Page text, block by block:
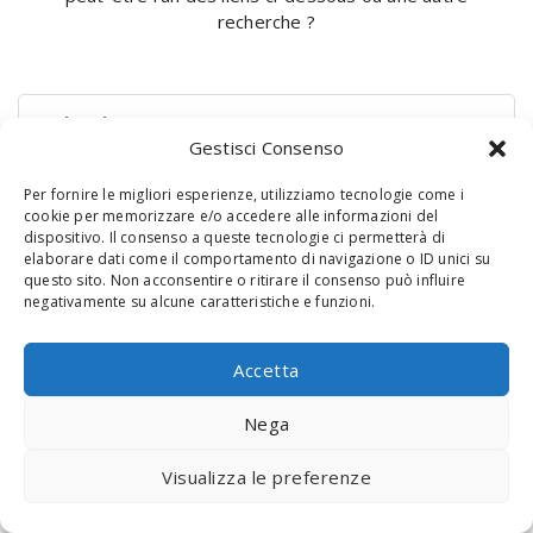
Gestisci Consenso
Per fornire le migliori esperienze, utilizziamo tecnologie come i
cookie per memorizzare e/o accedere alle informazioni del
dispositivo. Il consenso a queste tecnologie ci permetterà di
elaborare dati come il comportamento di navigazione o ID unici su
questo sito. Non acconsentire o ritirare il consenso può influire
negativamente su alcune caratteristiche e funzioni.
Accetta
Nega
Visualizza le preferenze
recherche ?
© 2020 Digital Touch Menu. Menu realizzato daInteractive
Minds